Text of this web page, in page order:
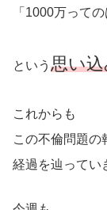
「1000万って
という 思い
これからも
この不倫問題の
経過を辿ってい